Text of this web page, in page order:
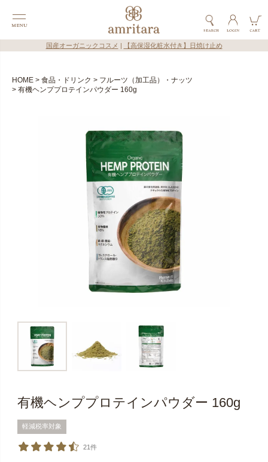
国産オーガニックコスメ 【高保湿化粧水付き】日焼け止め
HOME 食品・ドリンク
フルーツ（加工品）・ナッツ
有機ヘンププロテインパウダー 160g
有機ヘンププロテインパウダー 160g
軽減税率対象
21件